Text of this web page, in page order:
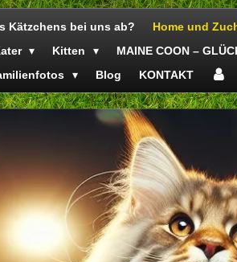
Kätzchens bei uns ab? Home und
Kitten
MAINE COON –
Blog KONTAKT